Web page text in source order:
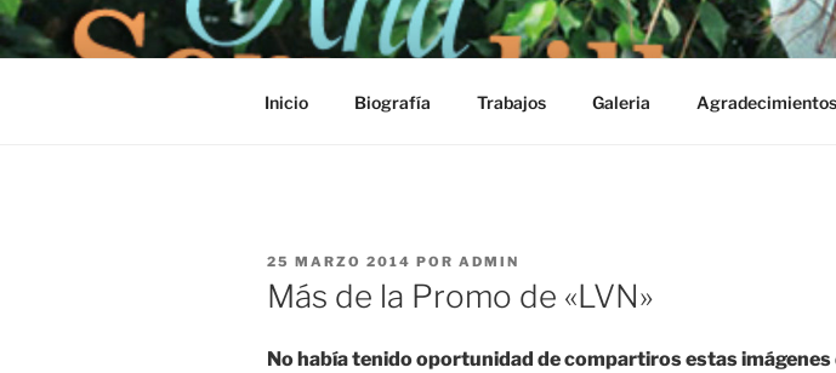
Saltar
al
Inicio Biografía Trabajos Galeria Agradecimientos
PUBLICADO
EL
25 MARZO 2014 POR ADMIN
Más de la Promo de «LVN»
No había tenido oportunidad de compartiros estas imágenes